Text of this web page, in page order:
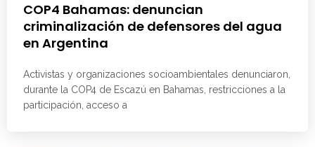
COP4 Bahamas: denuncian
criminalización de defensores del agua
en Argentina
Activistas y organizaciones socioambientales denunciaron,
durante la COP4 de Escazú en Bahamas, restricciones a la
participación, acceso a